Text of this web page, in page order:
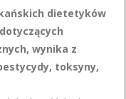
dietetyków
wynika z
toksyny,